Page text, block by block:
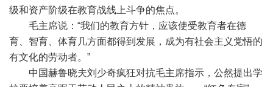
级和资产阶级在教育战线上斗争的焦点。
毛主席说：“我们的教育方针，应该使受教育者在德
育、智育、体育几方面都得到发展，成为有社会主义党悟的
有文化的劳动者。”
中国赫鲁晓夫刘少奇疯狂对抗毛主席指示，公然提出学